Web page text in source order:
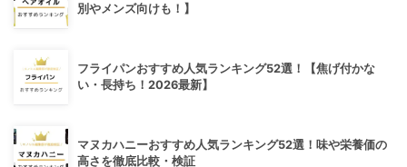
別やメンズ向けも！】
フライパンおすすめ人気ランキング52選！【焦げ付かな
い・長持ち！2026最新】
マヌカハニーおすすめ人気ランキング52選！味や栄養価の
高さを徹底比較・検証